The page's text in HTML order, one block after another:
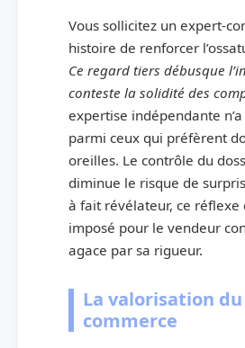
Vous sollicitez un expert-
histoire de renforcer
Ce regard tiers débusque
conteste la solidité des
expertise indépendante
parmi ceux qui préfèrent
oreilles. Le contrôle du
diminue le risque de
à fait révélateur, ce réflexe
imposé pour le vendeur
agace par sa rigueur.
La valorisation
commerce